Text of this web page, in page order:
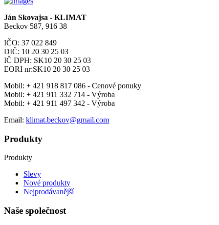
Ján Skovajsa - KLIMAT
Beckov 587, 916 38
IČO: 37 022 849
DIČ: 10 20 30 25 03
IČ DPH: SK10 20 30 25 03
EORI nr:SK10 20 30 25 03
Mobil: + 421 918 817 086 - Cenové ponuky
Mobil: + 421 911 332 714 - Výroba
Mobil: + 421 911 497 342 - Výroba
Email: klimat.beckov@gmail.com
Produkty
Produkty
Slevy
Nové produkty
Nejprodávanější
Naše společnost